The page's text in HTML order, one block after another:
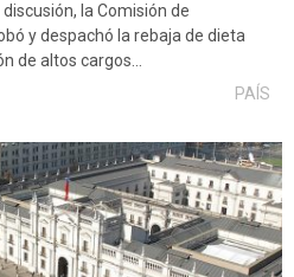
la Comisión de
y despachó la rebaja de dieta
de altos cargos…
PAÍS